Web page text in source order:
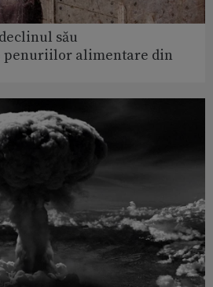
său
penuriilor alimentare din